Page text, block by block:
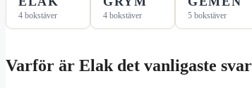
4 bokstäver 4 bokstäver 5 bokstäver
Varför är Elak det vanligaste